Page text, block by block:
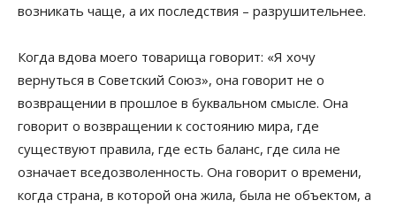
возникать чаще, а их последствия – разрушительнее.
Когда вдова моего товарища говорит: «Я хочу
вернуться в Советский Союз», она говорит не о
возвращении в прошлое в буквальном смысле. Она
говорит о возвращении к состоянию мира, где
существуют правила, где есть баланс, где сила не
означает вседозволенность. Она говорит о времени,
когда страна, в которой она жила, была не объектом, а